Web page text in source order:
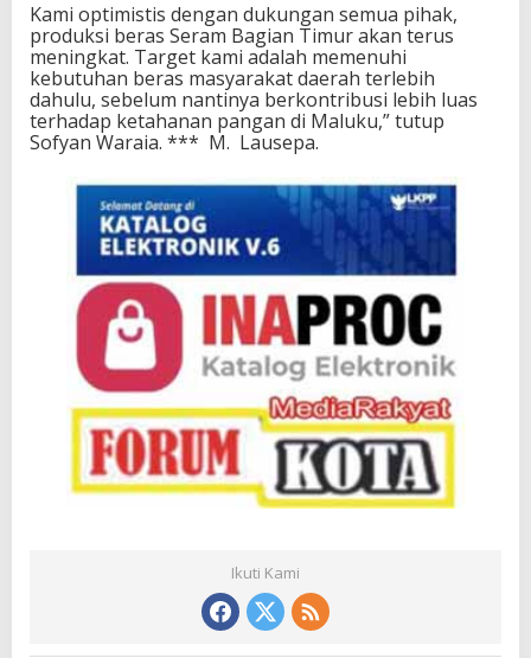
Kami optimistis dengan dukungan semua pihak,
produksi beras Seram Bagian Timur akan terus
meningkat. Target kami adalah memenuhi
kebutuhan beras masyarakat daerah terlebih
dahulu, sebelum nantinya berkontribusi lebih luas
terhadap ketahanan pangan di Maluku,” tutup
Sofyan Waraia. *** M. Lausepa.
Ikuti Kami